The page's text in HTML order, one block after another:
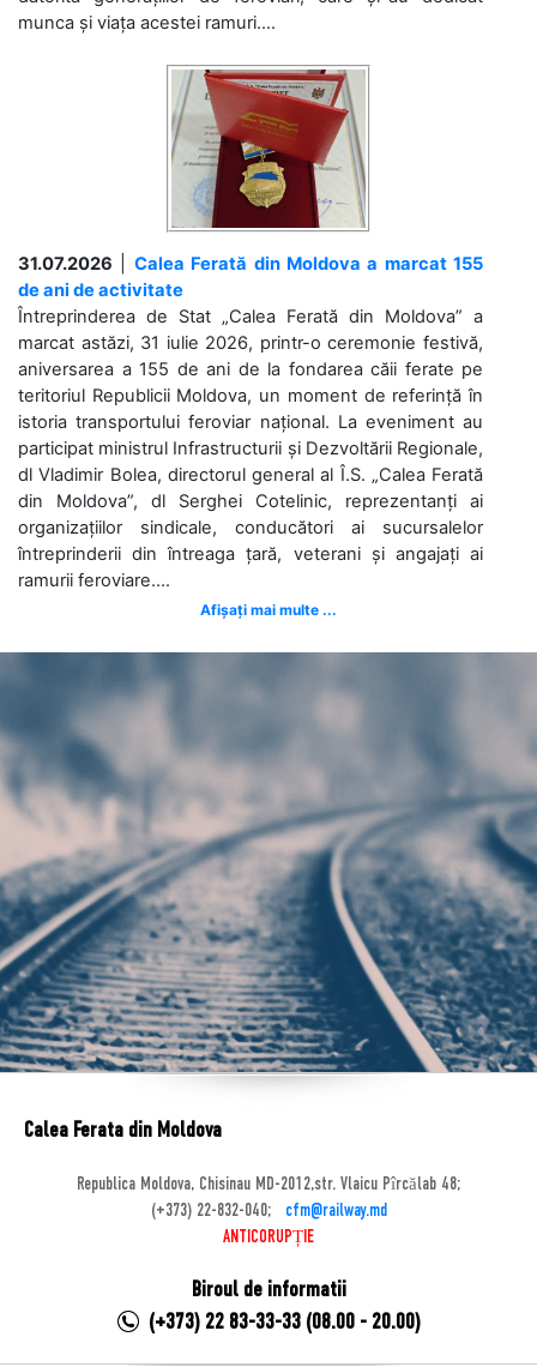
munca și viața acestei ramuri....
31.07.2026
Calea Ferată din Moldova a marcat 155
de ani de activitate
Întreprinderea de Stat „Calea Ferată din Moldova” a
marcat astăzi, 31 iulie 2026, printr-o ceremonie festivă,
aniversarea a 155 de ani de la fondarea căii ferate pe
teritoriul Republicii Moldova, un moment de referință în
istoria transportului feroviar național. La eveniment au
participat ministrul Infrastructurii și Dezvoltării Regionale,
dl Vladimir Bolea, directorul general al Î.S. „Calea Ferată
din Moldova”, dl Serghei Cotelinic, reprezentanți ai
organizațiilor sindicale, conducători ai sucursalelor
întreprinderii din întreaga țară, veterani și angajați ai
ramurii feroviare....
Afișați mai multe ...
Calea Ferata din Moldova
Republica Moldova, Chisinau MD-2012,str. Vlaicu Pîrcălab 48;
(+373) 22-832-040;
cfm@railway.md
ANTICORUPȚIE
Biroul de informatii
(+373) 22 83-33-33 (08.00 - 20.00)